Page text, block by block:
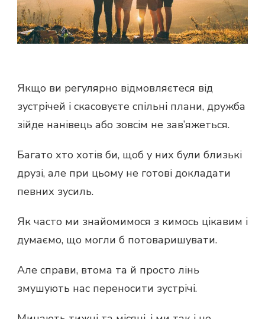
Якщо ви регулярно відмовляєтеся від
зустрічей і скасовуєте спільні плани, дружба
зійде нанівець або зовсім не зав’яжеться.
Багато хто хотів би, щоб у них були близькі
друзі, але при цьому не готові докладати
певних зусиль.
Як часто ми знайомимося з кимось цікавим і
думаємо, що могли б потоваришувати.
Але справи, втома та й просто лінь
змушують нас переносити зустрічі.